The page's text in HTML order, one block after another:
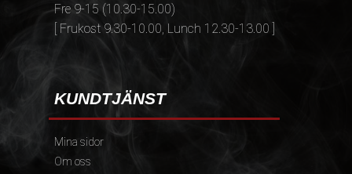
Fre 9-15 (10.30-15.00)
[ Frukost 9.30-10.00, Lunch 12.30-13.00 ]
KUNDTJÄNST
Mina sidor
Om oss